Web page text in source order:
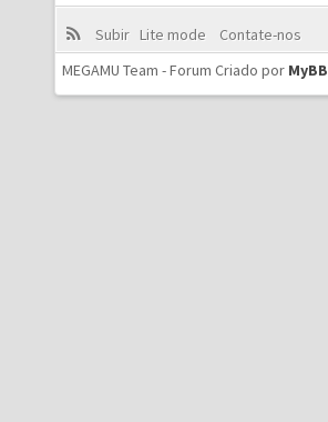
Subir Lite mode
Contate-nos
MEGAMU Team - Forum Criado por MyBB